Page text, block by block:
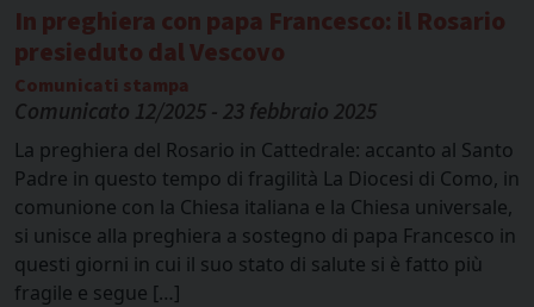
In preghiera con papa Francesco: il Rosario
presieduto dal Vescovo
Comunicati stampa
Comunicato 12/2025 - 23 febbraio 2025
La preghiera del Rosario in Cattedrale: accanto al Santo
Padre in questo tempo di fragilità La Diocesi di Como, in
comunione con la Chiesa italiana e la Chiesa universale,
si unisce alla preghiera a sostegno di papa Francesco in
questi giorni in cui il suo stato di salute si è fatto più
fragile e segue […]